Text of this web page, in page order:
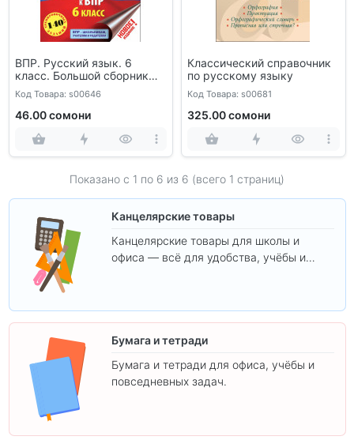
ВПР. Русский язык. 6
класс. Большой сборник
тренировочных вариантов
Код Товара: s00646
46.00 сомони
Классический справочник
по русскому языку
Код Товара: s00681
325.00 сомони
Показано с 1 по 6 из 6 (всего 1 страниц)
Канцелярские товары
Канцелярские товары для школы и
офиса — всё для удобства, учёбы и
Бумага и тетради
Бумага и тетради для офиса, учёбы и
повседневных задач.